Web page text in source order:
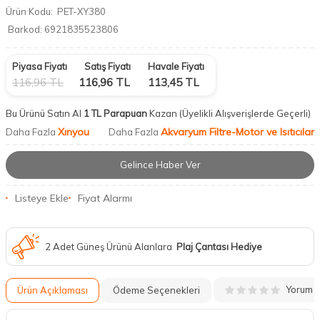
Ürün Kodu: PET-XY380
Barkod: 6921835523806
Piyasa Fiyatı
116,96TL
Satış Fiyatı
116,96 TL
Havale Fiyatı
113,45TL
Bu Ürünü Satın Al 1 TL ParapuanKazan (Üyelikli Alışverişlerde Geçerli)
Daha Fazla Xınyou Daha Fazla Akvaryum Filtre-Motor ve Isıtıcılar
Gelince Haber Ver
Listeye Ekle Fiyat Alarmı
2 Adet Güneş Ürünü Alanlara Plaj Çantası Hediye
Ürün Açıklaması Ödeme Seçenekleri Yorum